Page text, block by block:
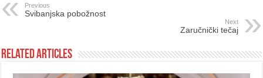
Previous
Svibanjska pobožnost
Next
Zaručnički tečaj
Related Articles